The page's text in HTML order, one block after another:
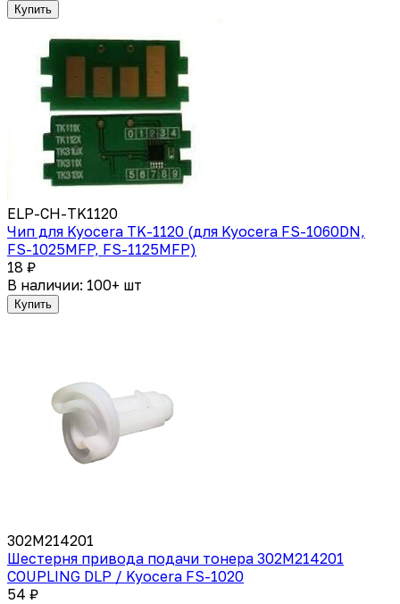
Купить
ELP-CH-TK1120
Чип для Kyocera TK-1120 (для Kyocera FS-1060DN,
FS-1025MFP, FS-1125MFP)
18 ₽
В наличии: 100+ шт
Купить
302M214201
Шестерня привода подачи тонера 302M214201
COUPLING DLP / Kyocera FS-1020
54 ₽